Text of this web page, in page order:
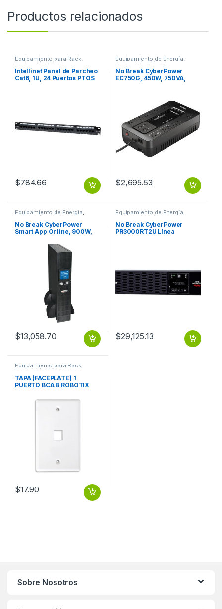
Productos relacionados
Equipamiento para Rack,
Protección Eléctrica
Intellinet Panel de Parcheo
Cat6, 1U, 24 Puertos PTOS
$784.66
Equipamiento de Energía,
Protección Eléctrica
No Break CyberPower
EC750G, 450W, 750VA,
$2,695.53
Equipamiento de Energía,
Protección Eléctrica
No Break CyberPower
Smart App Online, 900W,
SENOID 8CONT 120V
$13,058.70
Equipamiento de Energía,
Protección Eléctrica
No Break CyberPower
PR3000RT2U Línea
YEAR
$29,125.13
Equipamiento para Rack,
Protección Eléctrica
TAPA (FACEPLATE) 1
PUERTO BCA B ROBOTIX
$17.90
Sobre Nosotros